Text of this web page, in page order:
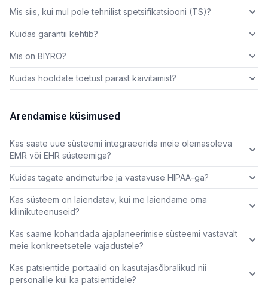
Mis siis, kui mul pole tehnilist spetsifikatsiooni (TS)?
Kuidas garantii kehtib?
Mis on BIYRO?
Kuidas hooldate toetust pärast käivitamist?
Arendamise küsimused
Kas saate uue süsteemi integraeerida meie olemasoleva
EMR või EHR süsteemiga?
Kuidas tagate andmeturbe ja vastavuse HIPAA-ga?
Kas süsteem on laiendatav, kui me laiendame oma
kliinikuteenuseid?
Kas saame kohandada ajaplaneerimise süsteemi vastavalt
meie konkreetsetele vajadustele?
Kas patsientide portaalid on kasutajasõbralikud nii
personalile kui ka patsientidele?